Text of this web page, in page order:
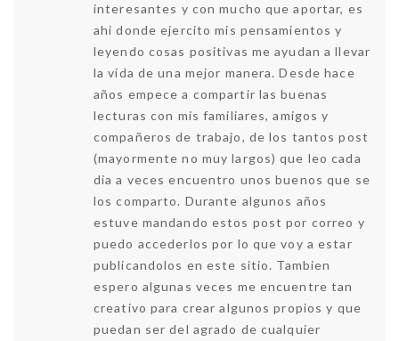
interesantes y con mucho que aportar, es
ahi donde ejercito mis pensamientos y
leyendo cosas positivas me ayudan a llevar
la vida de una mejor manera. Desde hace
años empece a compartir las buenas
lecturas con mis familiares, amigos y
compañeros de trabajo, de los tantos post
(mayormente no muy largos) que leo cada
dia a veces encuentro unos buenos que se
los comparto. Durante algunos años
estuve mandando estos post por correo y
puedo accederlos por lo que voy a estar
publicandolos en este sitio. Tambien
espero algunas veces me encuentre tan
creativo para crear algunos propios y que
puedan ser del agrado de cualquier